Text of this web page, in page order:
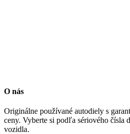
O nás
Originálne používané autodiely s
ceny. Vyberte si podľa sériového čísla
vozidla.